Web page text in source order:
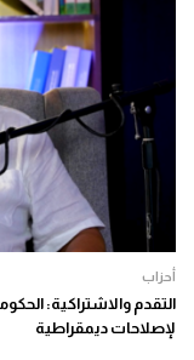
أحزاب
التقدم والاشتراكية:
لإصلاحات ديمقراطية